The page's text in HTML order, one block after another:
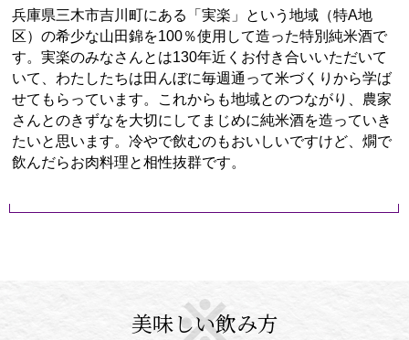
兵庫県三木市吉川町にある「実楽」という地域（特A地
区）の希少な山田錦を100％使用して造った特別純米酒で
す。実楽のみなさんとは130年近くお付き合いいただいて
いて、わたしたちは田んぼに毎週通って米づくりから学ば
せてもらっています。これからも地域とのつながり、農家
さんとのきずなを大切にしてまじめに純米酒を造っていき
たいと思います。冷やで飲むのもおいしいですけど、燗で
飲んだらお肉料理と相性抜群です。
美味しい飲み方